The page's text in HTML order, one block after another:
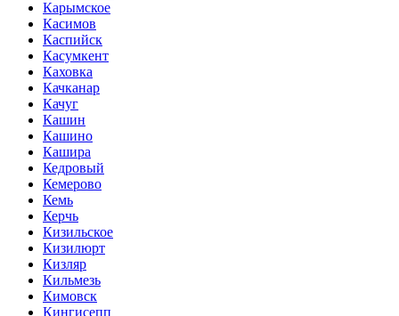
Карымское
Касимов
Каспийск
Касумкент
Каховка
Качканар
Качуг
Кашин
Кашино
Кашира
Кедровый
Кемерово
Кемь
Керчь
Кизильское
Кизилюрт
Кизляр
Кильмезь
Кимовск
Кингисепп